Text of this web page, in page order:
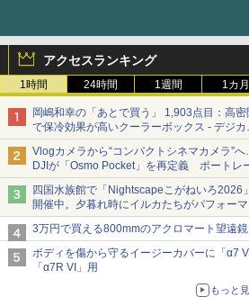
アクセスランキング
1時間 24時間 1週間 1カ月
岡嶋和幸の「あとで買う」 1,903点目：高密
で保冷効果が高いクーラーボックス - デジカ
Watch
Vlogカメラから“コンパクトシネマカメラ”
DJIが「Osmo Pocket」を再定義 ポートレ
重視の映像設計に
四国水族館で「Nightscapeこがねいろ2026
開催中。夕暮れ時にイルカたちがパフォー
スを繰り広げる
3万円で買える800mmのアクロマート望遠
ボディを傷から守るイージーカバーに「α7 V
「α7R VI」用
もっと